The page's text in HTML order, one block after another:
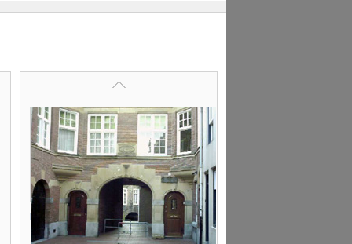
Kadastrale kaart
Perceel:
HTG00-H-6372